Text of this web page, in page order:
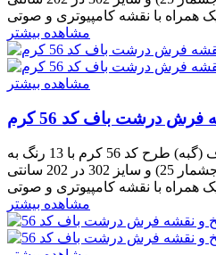
همراه با نقشه کامپیوتری و صوتی
مشاهده بیشتر
مشاهده بیشتر
درشت باف کد 56 کرم
نخ و نقشه فرش درشت باف (گبه) طرح کد 56 کرم با 13 رنگ به
ابعاد 1080 رج در 721 گره (رجشمار 25) و سایز 302 در 202 سانتی
همراه با نقشه کامپیوتری و صوتی
مشاهده بیشتر